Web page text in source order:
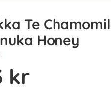
Te
Honey
kr